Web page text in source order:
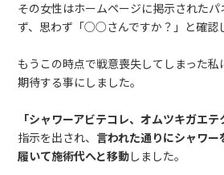
その女性はホームページに掲示された
ず、思わず「○○さんですか？」と確認
もうこの時点で戦意喪失してしまった
期待する事にしました。
「シャワーアビテコレ、オムツキガエテ
指示を出され、 言われた通りにシャワ
履いて施術代へと移動しました。